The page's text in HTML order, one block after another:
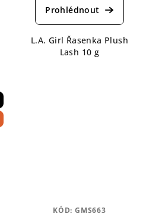
produktu
z
5
L.A. Girl Řasenka Plush
Lash 10 g
KÓD:GMS663